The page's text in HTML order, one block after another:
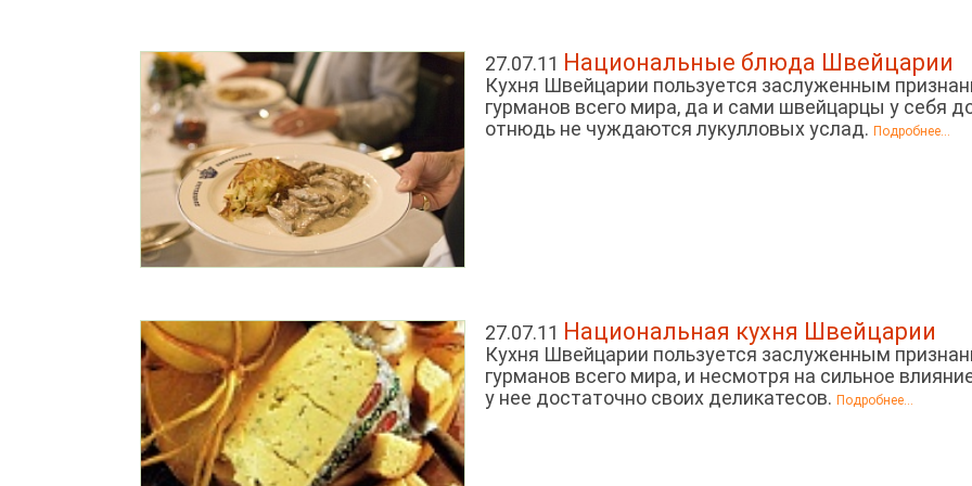
27.07.11 Национальные блюда Швейцарии
Кухня Швейцарии пользуется заслуженным
гурманов всего мира, да и сами швейцарцы у себя
отнюдь не чуждаются лукулловых услад.Подробнее...
27.07.11 Национальная кухня Швейцарии
Кухня Швейцарии пользуется заслуженным
гурманов всего мира, и несмотря на сильное
у нее достаточно своих деликатесов.Подробнее...